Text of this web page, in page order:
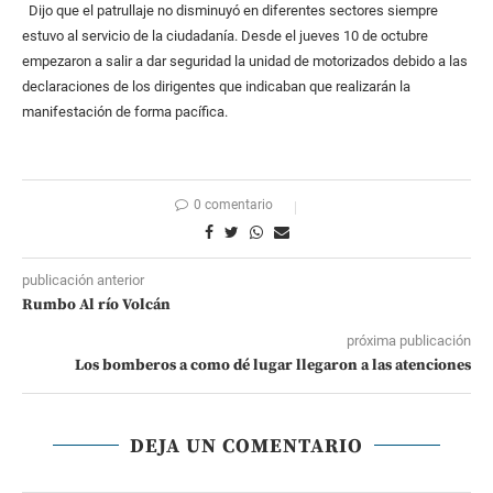
Dijo que el patrullaje no disminuyó en diferentes sectores siempre
estuvo al servicio de la ciudadanía. Desde el jueves 10 de octubre
empezaron a salir a dar seguridad la unidad de motorizados debido a las
declaraciones de los dirigentes que indicaban que realizarán la
manifestación de forma pacífica.
0 comentario
publicación anterior
Rumbo Al río Volcán
próxima publicación
Los bomberos a como dé lugar llegaron a las atenciones
DEJA UN COMENTARIO